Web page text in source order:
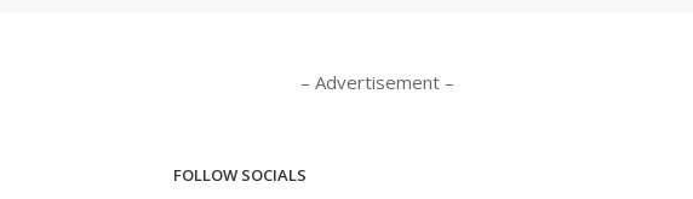
– Advertisement –
FOLLOW SOCIALS